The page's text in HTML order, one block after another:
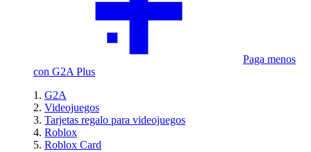
Paga menos
con G2A Plus
G2A
Videojuegos
Tarjetas regalo para videojuegos
Roblox
Roblox Card